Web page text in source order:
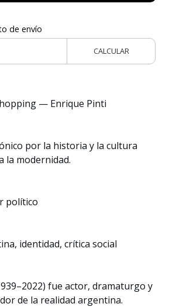
de envío
CALCULAR
— Enrique Pinti
por la historia y la cultura
la modernidad.
político
identidad, crítica social
fue actor, dramaturgo y
de la realidad argentina.